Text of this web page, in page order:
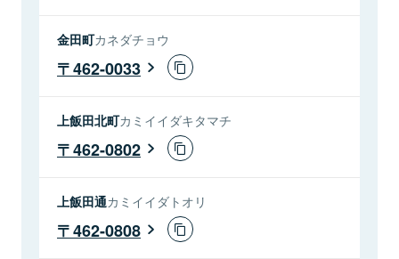
金田町カネダチョウ
462-0033
上飯田北町カミイイダキタマチ
462-0802
上飯田通カミイイダトオリ
462-0808